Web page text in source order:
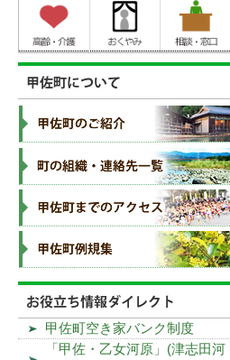
甲佐町空き家バンク制度
「甲佐・乙女河原」(津志田河